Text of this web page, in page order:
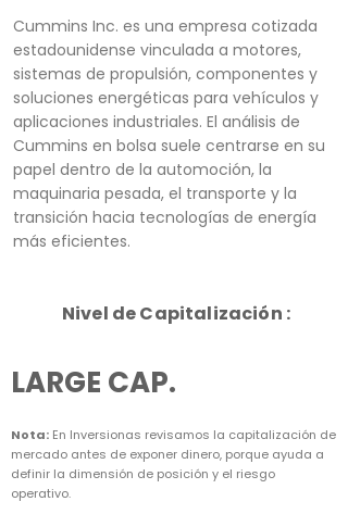
Cummins Inc. es una empresa cotizada
estadounidense vinculada a motores,
sistemas de propulsión, componentes y
soluciones energéticas para vehículos y
aplicaciones industriales. El análisis de
Cummins en bolsa suele centrarse en su
papel dentro de la automoción, la
maquinaria pesada, el transporte y la
transición hacia tecnologías de energía
más eficientes.
Nivel de Capitalización :
LARGE CAP.
Nota: En Inversionas revisamos la capitalización de
mercado antes de exponer dinero, porque ayuda a
definir la dimensión de posición y el riesgo
operativo.